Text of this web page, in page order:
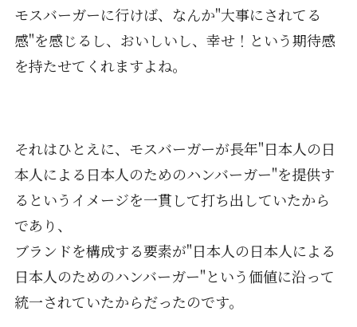
モスバーガーに行けば、なんか"大事にされてる
感"を感じるし、おいしいし、幸せ！という期待感
を持たせてくれますよね。
それはひとえに、モスバーガーが長年"日本人の日
本人による日本人のためのハンバーガー"を提供す
るというイメージを一貫して打ち出していたから
であり、
ブランドを構成する要素が"日本人の日本人による
日本人のためのハンバーガー"という価値に沿って
統一されていたからだったのです。